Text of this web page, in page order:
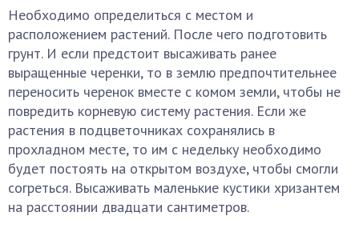
Необходимо определиться с местом и
расположением растений. После чего подготовить
грунт. И если предстоит высаживать ранее
выращенные черенки, то в землю предпочтительнее
переносить черенок вместе с комом земли, чтобы не
повредить корневую систему растения. Если же
растения в подцветочниках сохранялись в
прохладном месте, то им с недельку необходимо
будет постоять на открытом воздухе, чтобы смогли
согреться. Высаживать маленькие кустики хризантем
на расстоянии двадцати сантиметров.